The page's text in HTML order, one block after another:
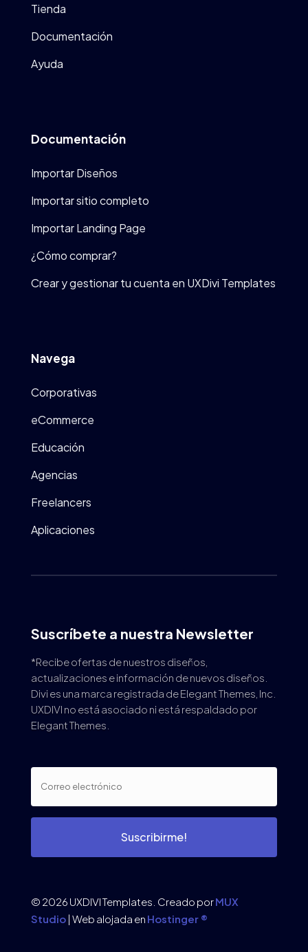
Tienda
Documentación
Ayuda
Documentación
Importar Diseños
Importar sitio completo
Importar Landing Page
¿Cómo comprar?
Crear y gestionar tu cuenta en UXDivi Templates
Navega
Corporativas
eCommerce
Educación
Agencias
Freelancers
Aplicaciones
Suscríbete a nuestra Newsletter
*Recibe ofertas de nuestros diseños,
actualizaciones e información de nuevos diseños.
Divi es una marca registrada de Elegant Themes, Inc.
UXDIVI no está asociado ni está respaldado por
Elegant Themes.
Suscribirme!
© 2026 UXDIVI Templates. Creado porMUX
Studio| Web alojada en Hostinger ®